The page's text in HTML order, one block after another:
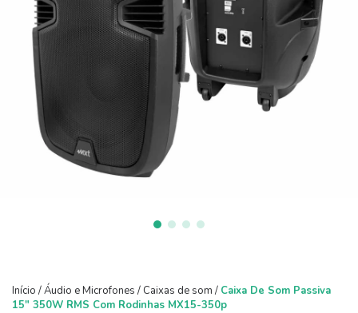
Início /Áudio e Microfones / Caixas de som / Caixa De Som Passiva
15" 350W RMS Com Rodinhas MX15-350p